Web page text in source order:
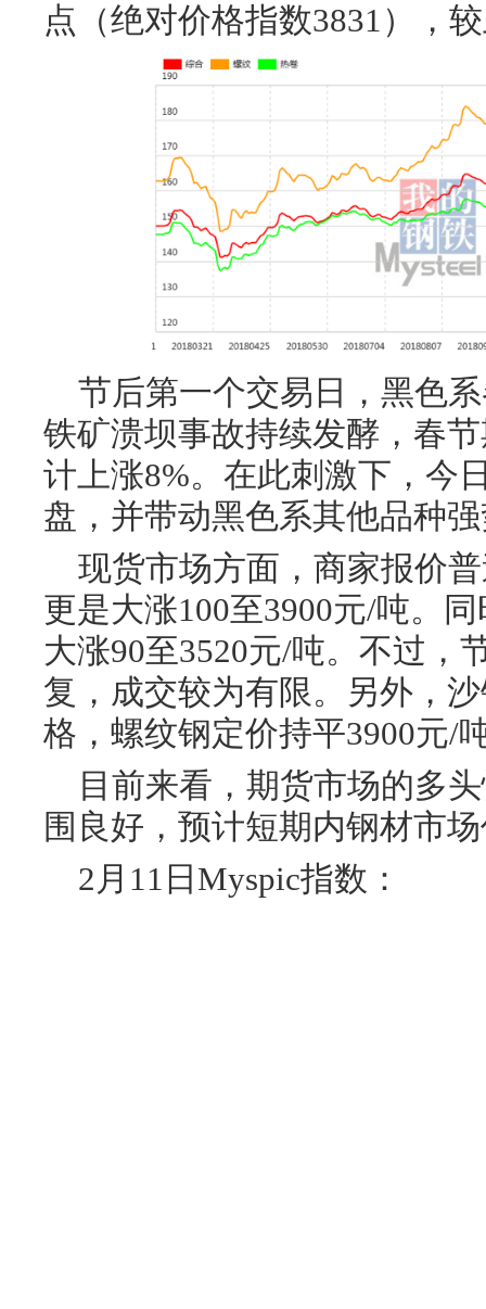
点（绝对价格指数3831），
节后第一个交易日，黑色
铁矿溃坝事故持续发酵，春
计上涨8%。在此刺激下，今
盘，并带动黑色系其他品种
现货市场方面，商家报价
更是大涨100至3900元/吨。
大涨90至3520元/吨。不过，
复，成交较为有限。另外，
格，螺纹钢定价持平3900元/
目前来看，期货市场的多
围良好，预计短期内钢材市
2月11日Myspic指数：